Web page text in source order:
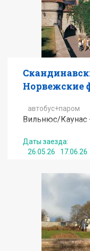
Получить
Норвежские
автобус+паром
Вильнюс/Каунас
Хельсингборг -
Стокгольм -
Даты заезда:
26.05.26
17.06.26
Подробнее
Получить